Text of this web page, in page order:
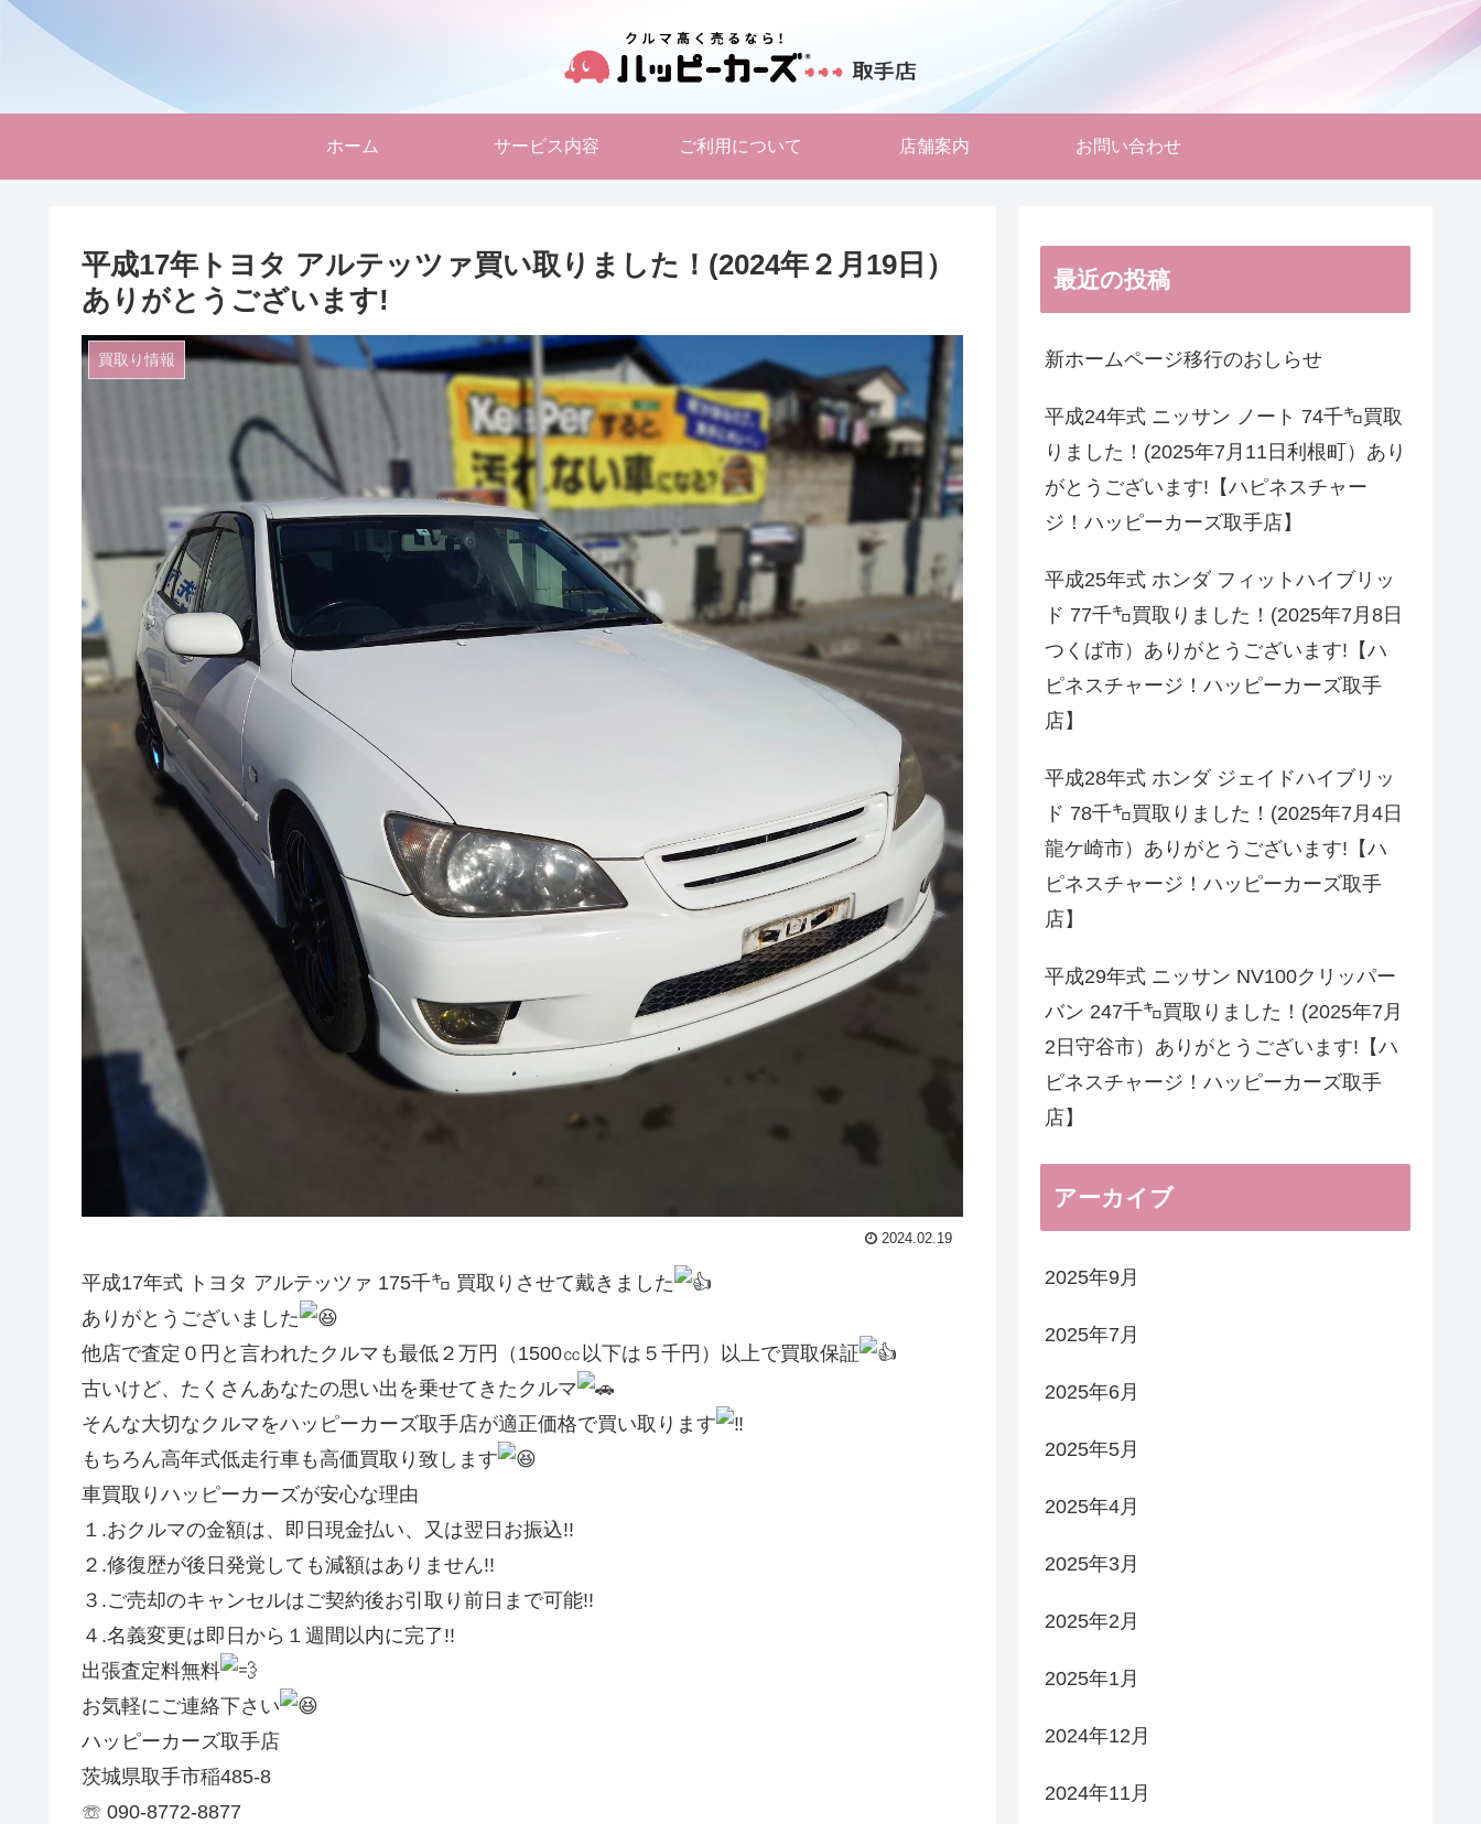
ホーム サービス内容 ご利用について 店舗案内 お問い合わせ
平成17年トヨタ アルテッツァ買い取りました！(2024年２月19日）
ありがとうございます!
買取り情報
2024.02.19
平成17年式 トヨタ アルテッツァ 175千㌔ 買取りさせて戴きました
ありがとうございました
他店で査定０円と言われたクルマも最低２万円（1500㏄以下は５千円）以上で買取保証
古いけど、たくさんあなたの思い出を乗せてきたクルマ
そんな大切なクルマをハッピーカーズ取手店が適正価格で買い取ります
もちろん高年式低走行車も高価買取り致します
車買取りハッピーカーズが安心な理由
１.おクルマの金額は、即日現金払い、又は翌日お振込!!
２.修復歴が後日発覚しても減額はありません!!
３.ご売却のキャンセルはご契約後お引取り前日まで可能!!
４.名義変更は即日から１週間以内に完了!!
出張査定料無料
お気軽にご連絡下さい
ハッピーカーズ取手店
茨城県取手市稲485-8
☏ 090-8772-8877
最近の投稿
新ホームページ移行のおしらせ
平成24年式 ニッサン ノート 74千㌔買取
りました！(2025年7月11日利根町）あり
がとうございます!【ハピネスチャー
ジ！ハッピーカーズ取手店】
平成25年式 ホンダ フィットハイブリッ
ド 77千㌔買取りました！(2025年7月8日
つくば市）ありがとうございます!【ハ
ピネスチャージ！ハッピーカーズ取手
店】
平成28年式 ホンダ ジェイドハイブリッ
ド 78千㌔買取りました！(2025年7月4日
龍ケ崎市）ありがとうございます!【ハ
ピネスチャージ！ハッピーカーズ取手
店】
平成29年式 ニッサン NV100クリッパー
バン 247千㌔買取りました！(2025年7月
2日守谷市）ありがとうございます!【ハ
ピネスチャージ！ハッピーカーズ取手
店】
アーカイブ
2025年9月
2025年7月
2025年6月
2025年5月
2025年4月
2025年3月
2025年2月
2025年1月
2024年12月
2024年11月